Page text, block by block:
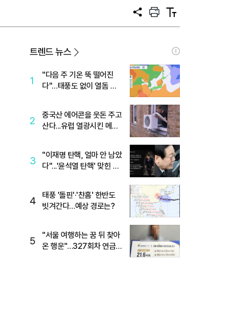
공
프
트
텍
트
트렌드 뉴스
1
"다음 주 기온 뚝 떨어진
다"…태풍도 없이 열돔 박
2
중국산 에어콘을 웃돈 주고
산다...유럽 열광시킨 메이
3
"이재명 탄핵, 얼마 안 남았
다"...'윤석열 탄핵' 맞힌 무
4
태풍 '돌핀'·'찬홈' 한반도
빗겨간다…예상 경로는?
5
"서울 여행하는 꿈 뒤 찾아
온 행운"…327회차 연금